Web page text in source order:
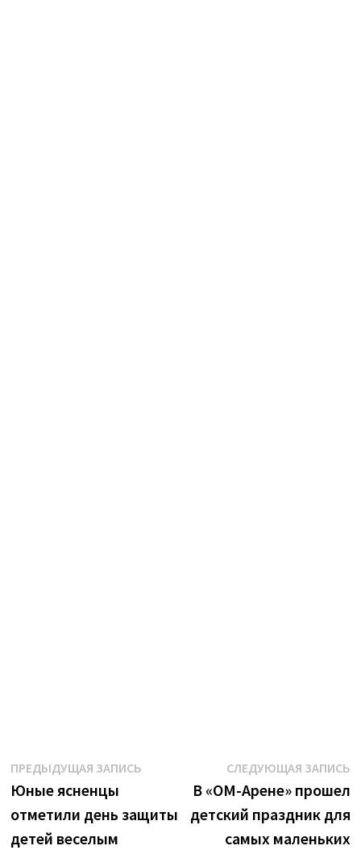
Навигация
по
записям
ПРЕДЫДУЩАЯ ЗАПИСЬПредыдущая
Юные ясненцы
отметили день защиты
детей веселым
СЛЕДУЮЩАЯ ЗАПИСЬ
В «ОМ-Арене» прошел
детский праздник для
самых маленьких